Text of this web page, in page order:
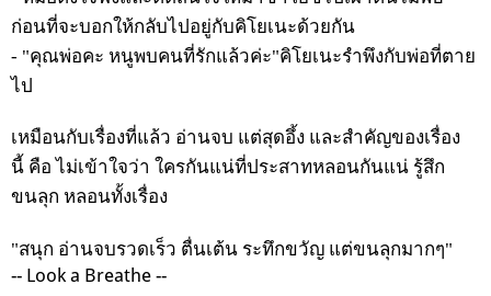
ก่อนที่จะบอกให้กลับไปอยู่กับคิโยเนะด้วยกัน
- "คุณพ่อคะ หนูพบคนที่รักแล้วค่ะ"คิโยเนะรำพึงกับพ่อที่ตาย
ไป
เหมือนกับเรื่องที่แล้ว อ่านจบ แต่สุดอึ้ง และสำคัญของเรื่อง
นี้ คือ ไม่เข้าใจว่า ใครกันแน่ที่ประสาทหลอนกันแน่ รู้สึก
ขนลุก หลอนทั้งเรื่อง
"สนุก อ่านจบรวดเร็ว ตื่นเต้น ระทึกขวัญ แต่ขนลุกมากๆ"
-- Look a Breathe --